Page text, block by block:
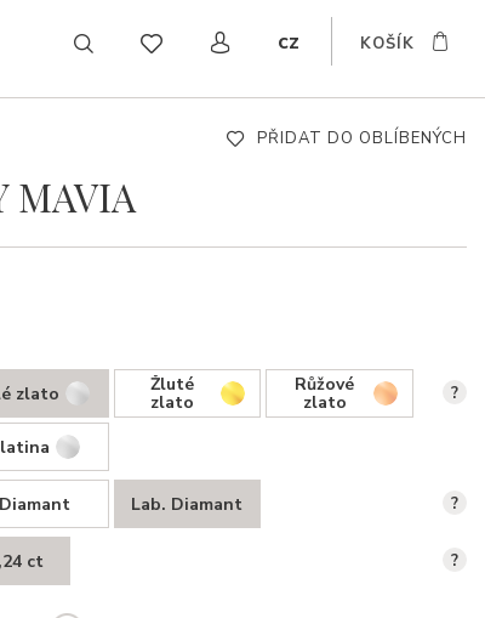
cz
EN DE SK
KOŠÍK
PŘIDAT DO OBLÍBENÝCH
MAVIA
zlato Žluté
zlato
Růžové
zlato
?
Diamant Lab. Diamant ?
ct ?